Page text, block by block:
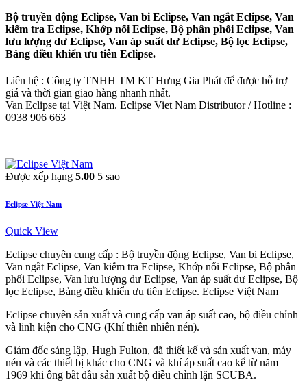
Bộ truyền động Eclipse, Van bi Eclipse, Van ngắt Eclipse, Van
kiểm tra Eclipse, Khớp nối Eclipse, Bộ phân phối Eclipse, Van
lưu lượng dư Eclipse, Van áp suất dư Eclipse, Bộ lọc Eclipse,
Bảng điều khiển ưu tiên Eclipse.
Liên hệ : Công ty TNHH TM KT Hưng Gia Phát để được hỗ trợ
giá và thời gian giao hàng nhanh nhất.
Van Eclipse tại Việt Nam. Eclipse Viet Nam Distributor / Hotline :
0938 906 663
Được xếp hạng 5.00 5 sao
Eclipse Việt Nam
Quick View
Eclipse chuyên cung cấp : Bộ truyền động Eclipse, Van bi Eclipse,
Van ngắt Eclipse, Van kiểm tra Eclipse, Khớp nối Eclipse, Bộ phân
phối Eclipse, Van lưu lượng dư Eclipse, Van áp suất dư Eclipse, Bộ
lọc Eclipse, Bảng điều khiển ưu tiên Eclipse. Eclipse Việt Nam
Eclipse chuyên sản xuất và cung cấp van áp suất cao, bộ điều chỉnh
và linh kiện cho CNG (Khí thiên nhiên nén).
Giám đốc sáng lập, Hugh Fulton, đã thiết kế và sản xuất van, máy
nén và các thiết bị khác cho CNG và khí áp suất cao kể từ năm
1969 khi ông bắt đầu sản xuất bộ điều chỉnh lặn SCUBA.